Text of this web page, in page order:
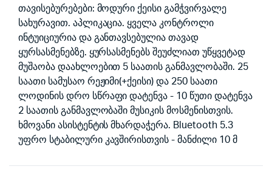
თავისებურებები: მოდური ქეისი გამჭვირვალე
სახურავით. აპლიკაცია. ყველა კონტროლი
ინტუიციურია და განთავსებულია თავად
ყურსასმენებზე. ყურსასმენებს შეუძლიათ უწყვეტად
მუშაობა დაახლოებით 5 საათის განმავლობაში. 25
საათი სამუსაო რეჟიმი(+ქეისი) და 250 საათი
ლოდინის დრო სწრაფი დატენვა - 10 წუთი დატენვა
2 საათის განმავლობაში მუსიკის მოსმენისთვის.
ხმოვანი ასისტენტის მხარდაჭერა. Bluetooth 5.3
უფრო სტაბილური კავშირისთვის - მანძილი 10 მ